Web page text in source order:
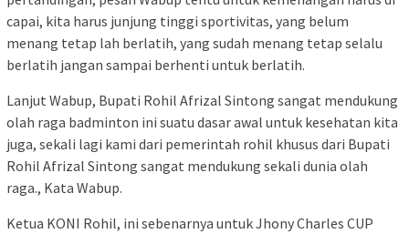
capai, kita harus junjung tinggi sportivitas, yang belum
menang tetap lah berlatih, yang sudah menang tetap selalu
berlatih jangan sampai berhenti untuk berlatih.
Lanjut Wabup, Bupati Rohil Afrizal Sintong sangat mendukung
olah raga badminton ini suatu dasar awal untuk kesehatan kita
juga, sekali lagi kami dari pemerintah rohil khusus dari Bupati
Rohil Afrizal Sintong sangat mendukung sekali dunia olah
raga., Kata Wabup.
Ketua KONI Rohil, ini sebenarnya untuk Jhony Charles CUP